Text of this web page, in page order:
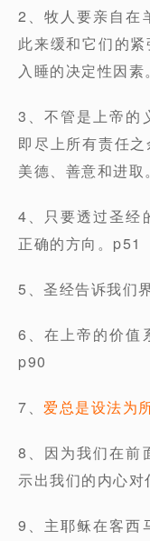
2、牧人要亲自在
此来缓和它们的
入睡的决定性因
3、不管是上帝的
即尽上所有责任
美德、善意和进
4、只要透过圣经
正确的方向。p51
5、圣经告诉我们
6、在上帝的价值
p90
7、 爱总是设法为
8、因为我们在前
示出我们的内心
9、主耶稣在客西